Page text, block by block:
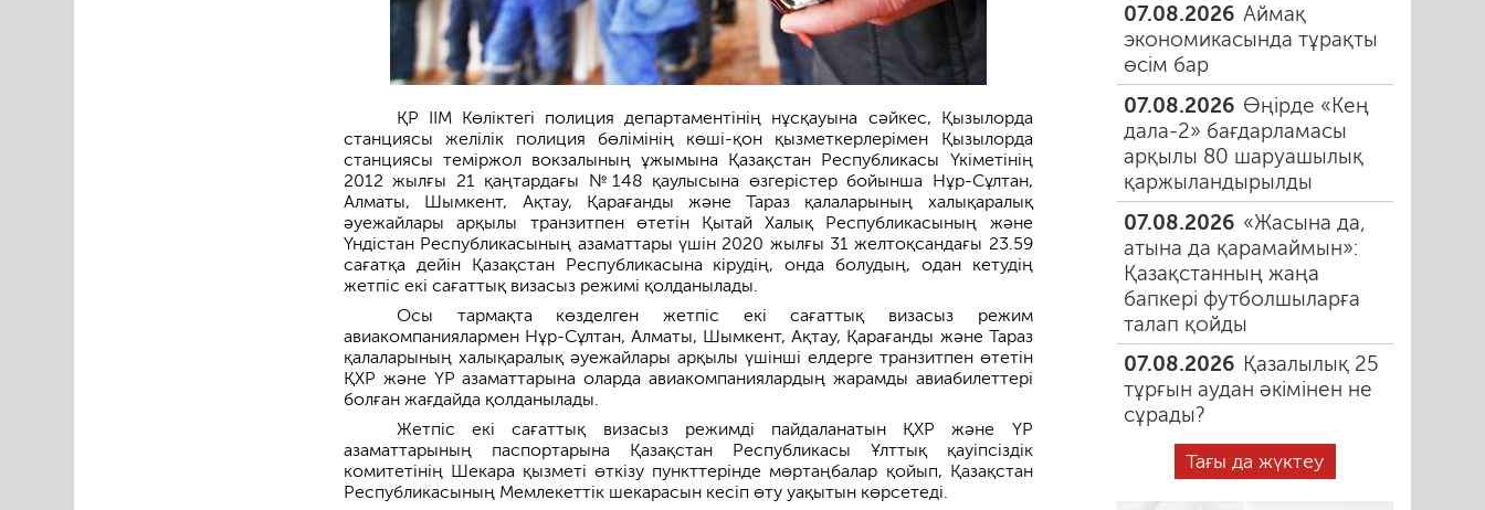
ҚР ІІМ Көліктегі полиция департаментінің нұсқауына сәйкес, Қызылорда
станциясы желілік полиция бөлімінің көші-қон қызметкерлерімен Қызылорда
станциясы теміржол вокзалының ұжымына Қазақстан Республикасы Үкіметінің
2012 жылғы 21 қаңтардағы №148 қаулысына өзгерістер бойынша Нұр-Сұлтан,
Алматы, Шымкент, Ақтау, Қарағанды және Тараз қалаларының халықаралық
әуежайлары арқылы транзитпен өтетін Қытай Халық Республикасының және
Үндістан Республикасының азаматтары үшін 2020 жылғы 31 желтоқсандағы 23.59
сағатқа дейін Қазақстан Республикасына кірудің, онда болудың, одан кетудің
жетпіс екі сағаттық визасыз режимі қолданылады.
Осы тармақта көзделген жетпіс екі сағаттық визасыз режим
авиакомпаниялармен Нұр-Сұлтан, Алматы, Шымкент, Ақтау, Қарағанды және Тараз
қалаларының халықаралық әуежайлары арқылы үшінші елдерге транзитпен өтетін
ҚХР және ҮР азаматтарына оларда авиакомпаниялардың жарамды авиабилеттері
болған жағдайда қолданылады.
Жетпіс екі сағаттық визасыз режимді пайдаланатын ҚХР және ҮР
азаматтарының паспортарына Қазақстан Республикасы Ұлттық қауіпсіздік
комитетінің Шекара қызметі өткізу пункттерінде мөртаңбалар қойып, Қазақстан
Республикасының Мемлекеттік шекарасын кесіп өту уақытын көрсетеді.
07.08.2026 Аймақ
экономикасында тұрақты
өсім бар
07.08.2026 Өңірде «Кең
дала-2» бағдарламасы
арқылы 80 шаруашылық
қаржыландырылды
07.08.2026 «Жасына да,
атына да қарамаймын»:
Қазақстанның жаңа
бапкері футболшыларға
талап қойды
07.08.2026 Қазалылық 25
тұрғын аудан әкімінен не
сұрады?
Тағы да жүктеу